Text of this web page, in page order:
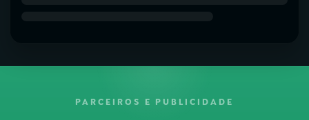
PARCEIROS E PUBLICIDADE